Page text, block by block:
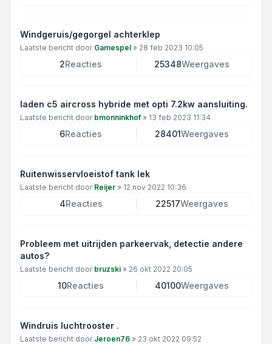
Windgeruis/gegorgel achterklep
Laatste bericht door Gamespel » 28 feb 2023 10:05
2Reacties 25348Weergaves
laden c5 aircross hybride met opti 7.2kw aansluiting.
Laatste bericht door bmonninkhof» 13 feb 2023 11:34
6Reacties 28401Weergaves
Ruitenwisservloeistof tank lek
Laatste bericht door Reijer » 12 nov 2022 10:36
4Reacties 22517Weergaves
Probleem met uitrijden parkeervak, detectie andere
autos?
Laatste bericht door bruzski » 26 okt 2022 20:05
10Reacties 40100Weergaves
Windruis luchtrooster .
Laatste bericht door Jeroen76 » 23 okt 2022 09:52